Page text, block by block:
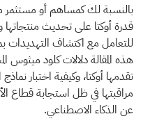
بالنسبة لك كمساهم أو مستثمر
قدرة أوكتا على تحديث منتجاتها
للتعامل مع اكتشاف التهديدات
هذه المقالة دلالات كلود ميثوس
تقدمها أوكتا، وكيفية اختبار
مراقبتها في ظل استجابة قطاع
عن الذكاء الاصطناعي.